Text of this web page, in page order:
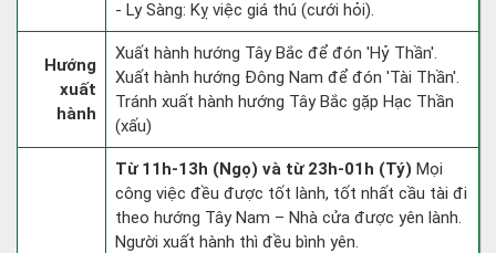
- Ly Sàng: Kỵ việc giá thú (cưới hỏi).
Hướng
xuất
hành
Xuất hành hướng Tây Bắc để đón 'Hỷ Thần'.
Xuất hành hướng Đông Nam để đón 'Tài Thần'.
Tránh xuất hành hướng Tây Bắc gặp Hạc Thần
(xấu)
Từ 11h-13h (Ngọ) và từ 23h-01h (Tý) Mọi
công việc đều được tốt lành, tốt nhất cầu tài đi
theo hướng Tây Nam – Nhà cửa được yên lành.
Người xuất hành thì đều bình yên.